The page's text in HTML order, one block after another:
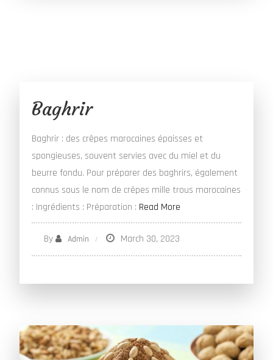
Baghrir
Baghrir : des crêpes marocaines épaisses et
spongieuses, souvent servies avec du miel et du
beurre fondu. Pour préparer des baghrirs, également
connus sous le nom de crêpes mille trous marocaines
: Ingrédients : Préparation : Read More
By Admin March 30, 2023